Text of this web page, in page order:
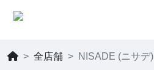
全店舗 NISADE (ニサデ)